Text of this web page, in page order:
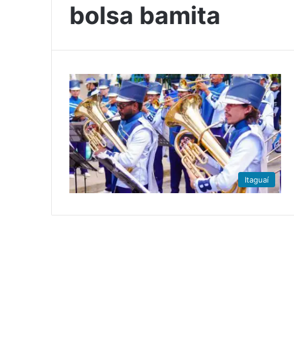
bolsa bamita
Itaguaí